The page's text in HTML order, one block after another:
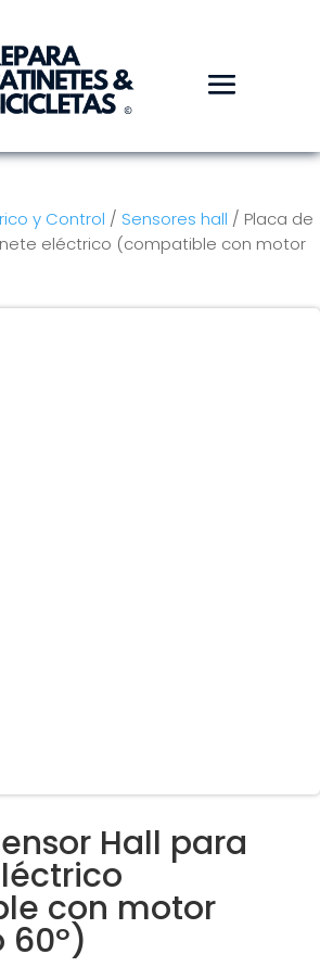
y Control / Sensores hall / Placa de
eléctrico (compatible con motor
Hall para
con motor
60º)